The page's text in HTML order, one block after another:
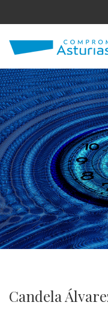
Candela